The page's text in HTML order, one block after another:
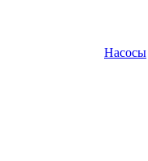
Насосы